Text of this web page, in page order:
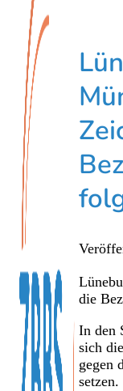
die
In den
sich
gegen